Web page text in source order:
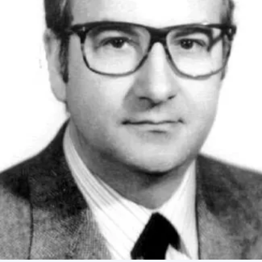
СТРУКТУРА
Президія НАН України
Апарат Президії
Секція фізико-технічних і математичних
Секція хімічних і біологічних наук
Секція суспільних і гуманітарних наук
Установи при Президії
Ради, комітети та комісії
Наукові центри МОН та НАН України
Громадські організації